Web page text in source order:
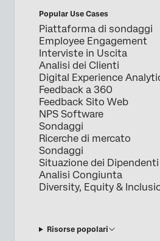
Popular Use Cases
Piattaforma di sondaggi
Employee Engagement
Interviste in Uscita
Analisi dei Clienti
Digital Experience
Feedback a 360
Feedback Sito Web
NPS Software
Sondaggi
Ricerche di mercato
Sondaggi
Situazione dei Dipendenti
Analisi Congiunta
Diversity, Equity &
Risorse popolari